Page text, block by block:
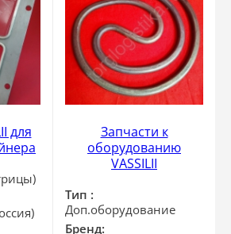
для
Запчасти к
оборудованию
VASSILII
Тип :
Доп.оборудование
Бренд: